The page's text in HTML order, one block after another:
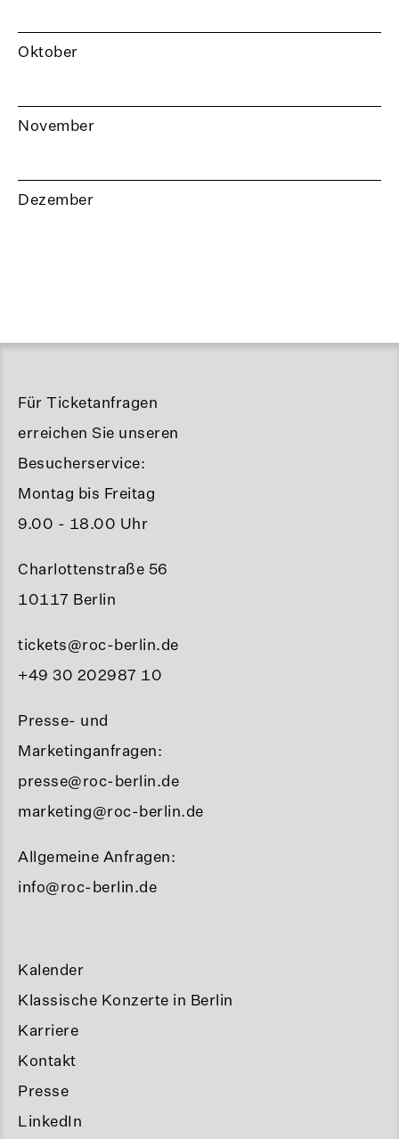
Oktober
November
Dezember
Für Ticketanfragen
erreichen Sie unseren
Besucherservice:
Montag bis Freitag
9.00 - 18.00 Uhr
Charlottenstraße 56
10117 Berlin
tickets@roc-berlin.de
+49 30 202987 10
Presse- und
Marketinganfragen:
presse@roc-berlin.de
marketing@roc-berlin.de
Allgemeine Anfragen:
info@roc-berlin.de
Kalender
Klassische Konzerte in Berlin
Karriere
Kontakt
Presse
LinkedIn